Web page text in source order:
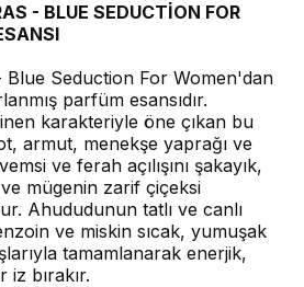
- BLUE SEDUCTİON FOR
Seduction For Women'dan
parfüm esansıdır.
karakteriyle öne çıkan bu
armut, menekşe yaprağı ve
ve ferah açılışını şakayık,
mügenin zarif çiçeksi
Ahududunun tatlı ve canlı
ve miskin sıcak, yumuşak
tamamlanarak enerjik,
bırakır.